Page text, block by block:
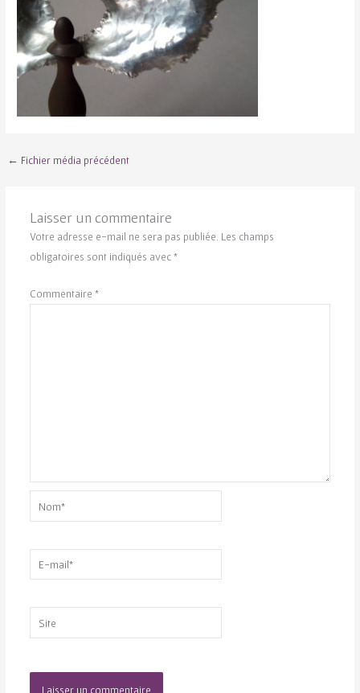
← Fichier média précédent
Laisser un commentaire
Votre adresse e-mail ne sera pas publiée. Les champs
obligatoires sont indiqués avec*
Commentaire *
mail*